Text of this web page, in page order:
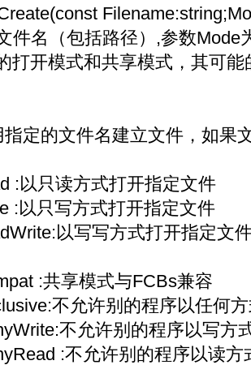
件名（包括路径）,参数Mode
打开模式和共享模式，其可
指定的文件名建立文件，如果
:以只读方式打开指定文件
:以只写方式打开指定文件
以写写方式打开指定文
:共享模式与FCBs兼容
不允许别的程序以任何
不允许别的程序以写方
:不允许别的程序以读方